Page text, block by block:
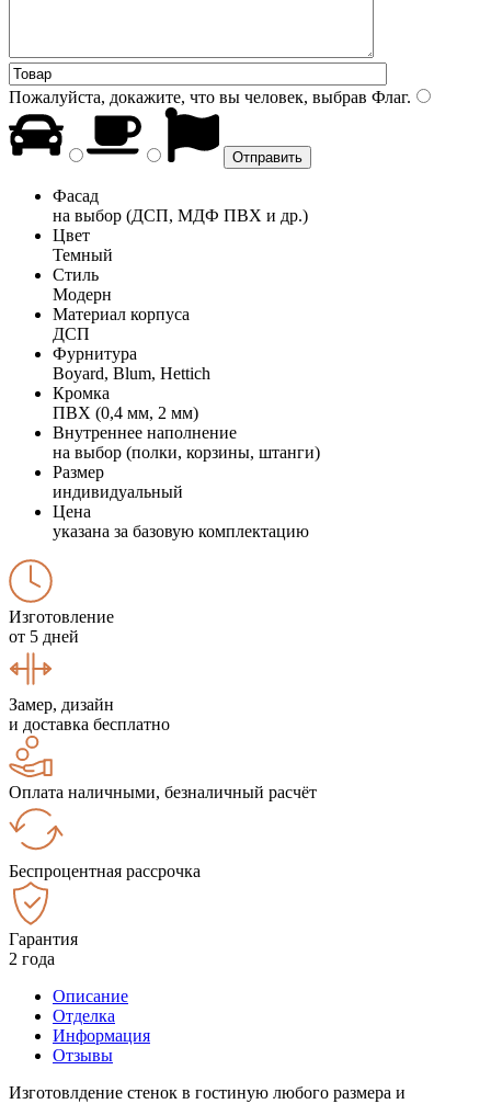
Пожалуйста, докажите, что вы человек, выбрав Флаг.
Фасад
на выбор (ДСП, МДФ ПВХ и др.)
Цвет
Темный
Стиль
Модерн
Материал корпуса
ДСП
Фурнитура
Boyard, Blum, Hettich
Кромка
ПВХ (0,4 мм, 2 мм)
Внутреннее наполнение
на выбор (полки, корзины, штанги)
Размер
индивидуальный
Цена
указана за базовую комплектацию
Изготовление
от 5 дней
Замер, дизайн
и доставка бесплатно
Оплата наличными, безналичный расчёт
Беспроцентная рассрочка
Гарантия
2 года
Описание
Отделка
Информация
Отзывы
Изготовлдение стенок в гостиную любого размера и